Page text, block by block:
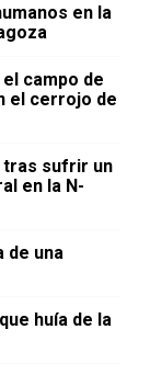
en la
campo de
el cerrojo de
tras sufrir un
en la N-
de una
huía de la